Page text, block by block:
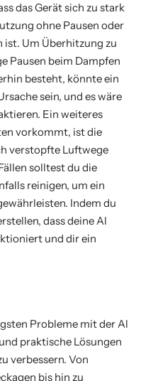
das Gerät sich zu stark
ohne Pausen oder
ist. Um Überhitzung zu
Pausen beim Dampfen
besteht, könnte ein
sein, und es wäre
Ein weiteres
vorkommt, ist die
verstopfte Luftwege
solltest du die
reinigen, um ein
Indem du
dass deine Al
und dir ein
Probleme mit der Al
praktische Lösungen
verbessern. Von
bis hin zu